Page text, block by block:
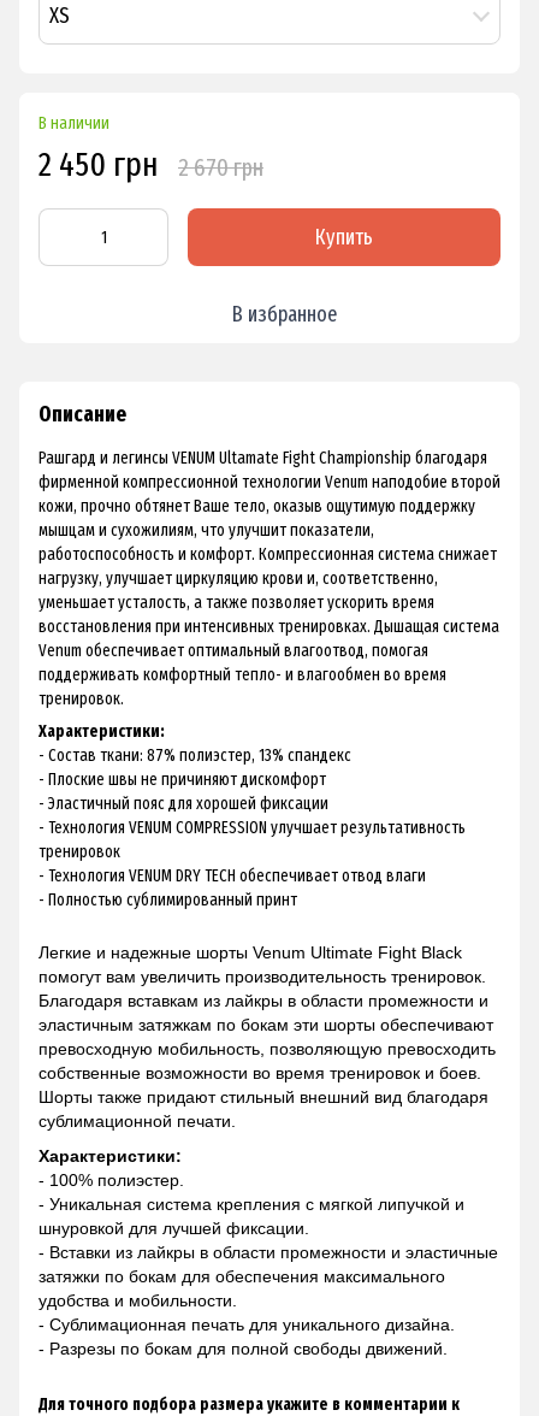
XS
В наличии
2 450 грн 2 670 грн
Купить
В избранное
Описание
Рашгард и легинсы VENUM Ultamate Fight Championship благодаря
фирменной компрессионной технологии Venum наподобие второй
кожи, прочно обтянет Ваше тело, оказыв ощутимую поддержку
мышцам и сухожилиям, что улучшит показатели,
работоспособность и комфорт. Компрессионная система снижает
нагрузку, улучшает циркуляцию крови и, соответственно,
уменьшает усталость, а также позволяет ускорить время
восстановления при интенсивных тренировках. Дышащая система
Venum обеспечивает оптимальный влагоотвод, помогая
поддерживать комфортный тепло- и влагообмен во время
тренировок.
Характеристики:
- Состав ткани: 87% полиэстер, 13% спандекс
- Плоские швы не причиняют дискомфорт
- Эластичный пояс для хорошей фиксации
- Технология VENUM COMPRESSION улучшает результативность
тренировок
- Технология VENUM DRY TECH обеспечивает отвод влаги
- Полностью сублимированный принт
Легкие и надежные шорты Venum Ultimate Fight Black
помогут вам увеличить производительность тренировок.
Благодаря вставкам из лайкры в области промежности и
эластичным затяжкам по бокам эти шорты обеспечивают
превосходную мобильность, позволяющую превосходить
собственные возможности во время тренировок и боев.
Шорты также придают стильный внешний вид благодаря
сублимационной печати.
Характеристики:
- 100% полиэстер.
- Уникальная система крепления с мягкой липучкой и
шнуровкой для лучшей фиксации.
- Вставки из лайкры в области промежности и эластичные
затяжки по бокам для обеспечения максимального
удобства и мобильности.
- Сублимационная печать для уникального дизайна.
- Разрезы по бокам для полной свободы движений.
Для точного подбора размера укажите в комментарии к